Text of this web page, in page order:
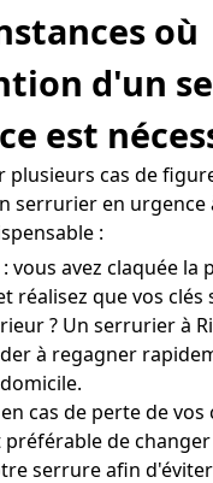
où
d'un
est
plusieurs cas de
serrurier en urgence
:
: vous avez claquée la
réalisez que vos clés
? Un serrurier à
à regagner
cas de perte de vos
préférable de changer
serrure afin